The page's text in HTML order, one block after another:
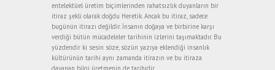
entelektüel üretim biçimlerinden rahatsızlık duyanların bir
itiraz şekli olarak doğdu Heretik. Ancak bu itiraz, sadece
bugünün itirazı değildir. İnsanın doğaya ve birbirine karşı
verdiği bütün mücadeleler tarihinin izlerini taşımaktadır. Bu
yüzdendir ki sesin söze, sözün yazıya eklendiği insanlık
kültürünün tarihi aynı zamanda itirazın ve bu itiraza
dayanan bilgi üretmenin de tarihidir.